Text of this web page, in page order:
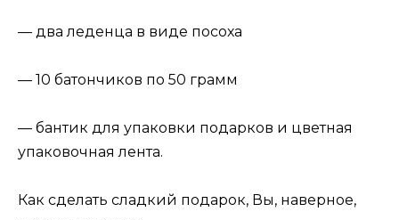
— два леденца в виде посоха
— 10 батончиков по 50 грамм
— бантик для упаковки подарков и цветная
упаковочная лента.
Как сделать сладкий подарок, Вы, наверное,